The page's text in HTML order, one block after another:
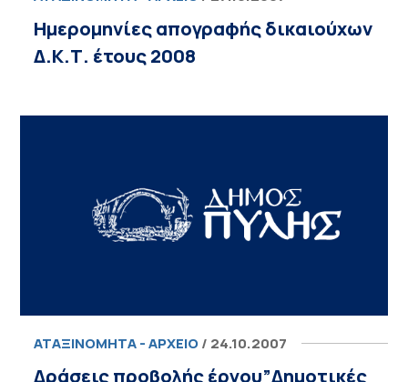
Ημερομηνίες απογραφής δικαιούχων
Δ.Κ.Τ. έτους 2008
ΑΤΑΞΙΝΌΜΗΤΑ - ΑΡΧΕΊΟ / 24.10.2007
Δράσεις προβολής έργου”Δημοτικές